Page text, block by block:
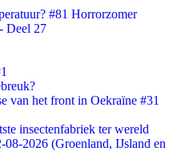
#81 Horrorzomer
Deel 27
van het front in Oekraïne #31
insectenfabriek ter wereld
2026 (Groenland, IJsland en